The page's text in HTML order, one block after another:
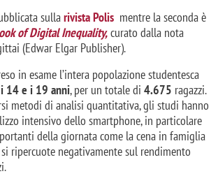
sullarivista Polis mentre la seconda è
of Digital Inequality,curato dalla nota
(Edwar Elgar Publisher).
in esame l’intera popolazione studentesca
14 e i 19 anni, per un totale di 4.675 ragazzi.
metodi di analisi quantitativa, gli studi hanno
intensivo dello smartphone, in particolare
della giornata come la cena in famiglia
ripercuote negativamente sul rendimento